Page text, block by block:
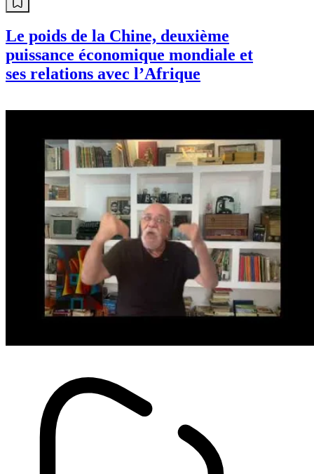
Le poids de la Chine, deuxième
puissance économique mondiale et
ses relations avec l’Afrique